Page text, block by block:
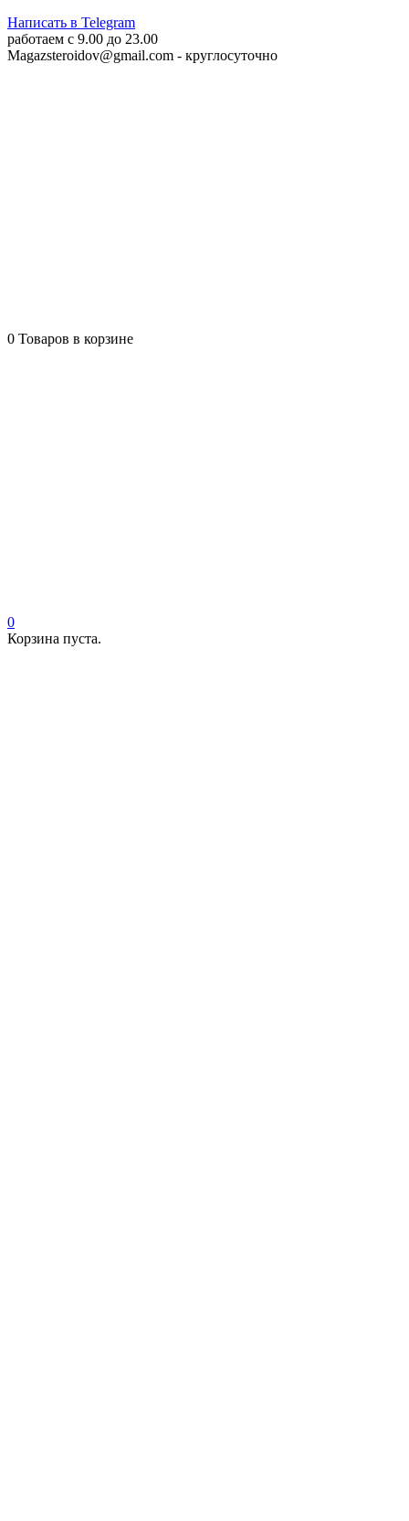
Написать в Telegram
работаем c 9.00 до 23.00
Magazsteroidov@gmail.com - круглосуточно
0 Товаров в корзине
0
Корзина пуста.